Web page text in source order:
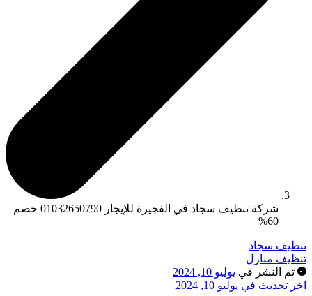
شركة تنظيف سجاد في الفجيرة للإيجار 01032650790 خصم
60%
تنظيف سجاد
تنظيف منازل
تم النشر في يوليو 10, 2024
اخر تحديث في يوليو 10, 2024